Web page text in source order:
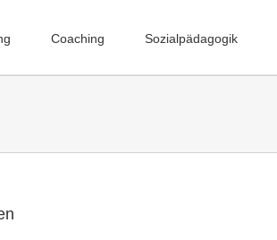
Coaching Sozialpädagogik